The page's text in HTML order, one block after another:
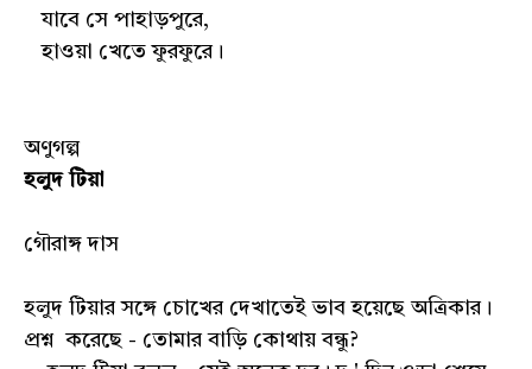
যাবে সে পাহাড়পুরে,
হাওয়া খেতে ফুরফুরে।
অণুগল্প
হলুদ টিয়া
গৌরাঙ্গ দাস
হলুদ টিয়ার সঙ্গে চোখের দেখাতেই ভাব হয়েছে অত্রিকার।
প্রশ্ন করেছে - তোমার বাড়ি কোথায় বন্ধু?